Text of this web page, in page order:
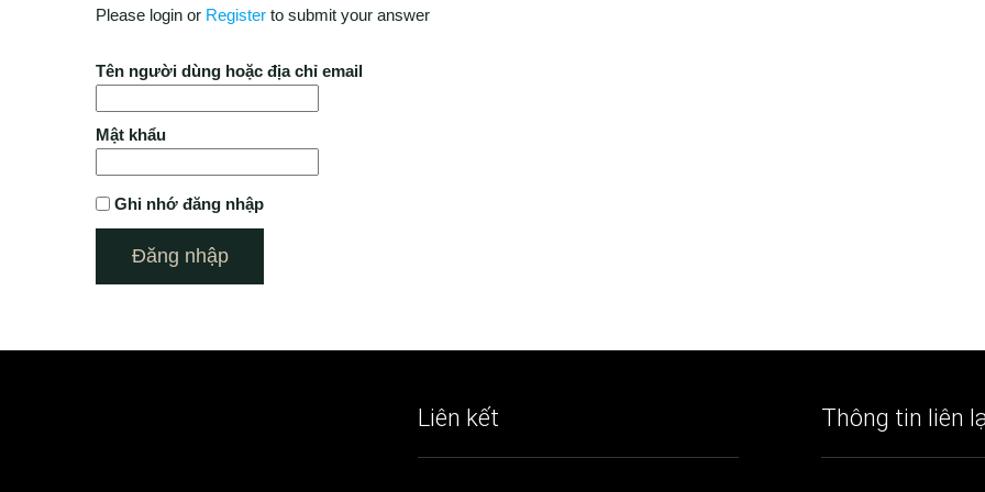
Please login or Register to submit your answer
Tên người dùng hoặc địa chỉ email
Mật khẩu
Ghi nhớ đăng nhập
Liên kết Thông tin liên